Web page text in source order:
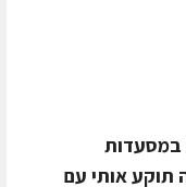
במסעדות
תוקע אותי עם